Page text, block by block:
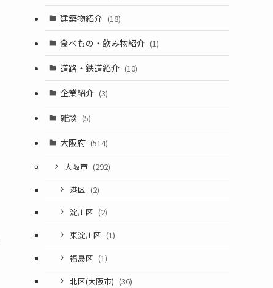
建築物紹介 (18)
食べもの・飲み物紹介 (1)
道路・鉄道紹介 (10)
企業紹介 (3)
雑談 (5)
大阪府 (514)
大阪市 (292)
港区 (2)
淀川区 (2)
東淀川区 (1)
福島区 (1)
北区(大阪市) (36)